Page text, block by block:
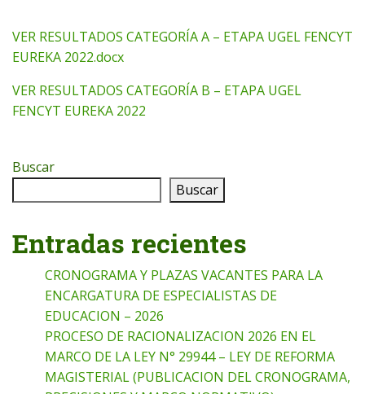
VER RESULTADOS CATEGORÍA A – ETAPA UGEL FENCYT
EUREKA 2022.docx
VER RESULTADOS CATEGORÍA B – ETAPA UGEL
FENCYT EUREKA 2022
Buscar
Buscar
Entradas recientes
CRONOGRAMA Y PLAZAS VACANTES PARA LA
ENCARGATURA DE ESPECIALISTAS DE
EDUCACION – 2026
PROCESO DE RACIONALIZACION 2026 EN EL
MARCO DE LA LEY N° 29944 – LEY DE REFORMA
MAGISTERIAL (PUBLICACION DEL CRONOGRAMA,